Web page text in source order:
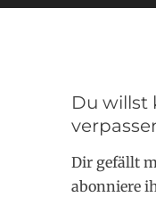
Du willst
Dir gefällt
abonniere